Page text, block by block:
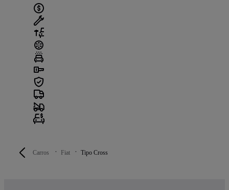
Carros Fiat Tipo Cross